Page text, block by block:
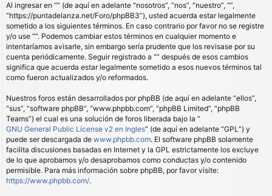
s
Al ingresar en “” (de aquí en adelante “nosotros”, “nos”, “nuestro”, “”,
“https://puntadelanza.net/Foro/phpBB3”), usted acuerda estar legalmente
sometido a los siguientes términos. En caso contrario por favor no se registre
y/o use “”. Podemos cambiar estos términos en cualquier momento e
intentaríamos avisarle, sin embargo sería prudente que los revisase por su
cuenta periódicamente. Seguir registrado a “” después de esos cambios
significa que acuerda estar legalmente sometido a esos nuevos términos tal
como fueron actualizados y/o reformados.
Nuestros foros están desarrollados por phpBB (de aquí en adelante “ellos”,
“sus”, “software phpBB”, “www.phpbb.com”, “phpBB Limited”, “phpBB
Teams”) el cual es una solución de foros liberada bajo la “
GNU General Public License v2 en Ingles” (de aquí en adelante “GPL”) y
puede ser descargada de www.phpbb.com. El software phpBB solamente
facilita discusiones basadas en Internet y la GPL estrictamente los excluye
de lo que aprobamos y/o desaprobamos como conductas y/o contenido
permisible. Para más información sobre phpBB, por favor visite:
https://www.phpbb.com/.